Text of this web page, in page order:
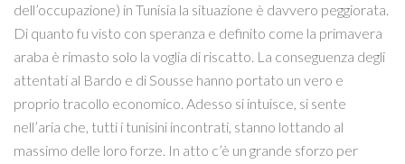
dell’occupazione) in Tunisia la situazione è davvero peggiorata.
Di quanto fu visto con speranza e definito come la primavera
araba è rimasto solo la voglia di riscatto. La conseguenza degli
attentati al Bardo e di Sousse hanno portato un vero e
proprio tracollo economico. Adesso si intuisce, si sente
nell’aria che, tutti i tunisini incontrati, stanno lottando al
massimo delle loro forze. In atto c’è un grande sforzo per